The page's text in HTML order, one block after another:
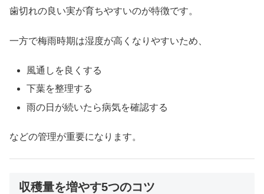
歯切れの良い実が育ちやすいのが特徴です。
一方で梅雨時期は湿度が高くなりやすいため、
風通しを良くする
下葉を整理する
雨の日が続いたら病気を確認する
などの管理が重要になります。
収穫量を増やす5つのコツ